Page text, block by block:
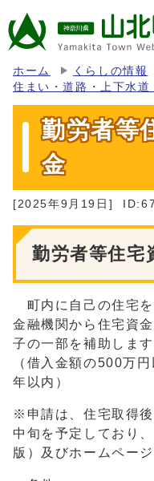
ホーム
くらしの情報
住まい・道路・上下水道
勤労者等
金
[2025年9月19日]
勤労者等住宅
町内に自己の住宅を
金融機関から住宅資
子の一部を補助します
（借入金額の500万
年以内）
※申請は、住宅取得
中旬を予定しており
版）及びホームペー